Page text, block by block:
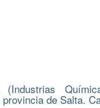
de Salta.